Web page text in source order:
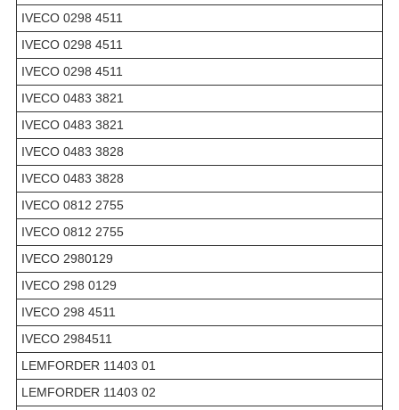
IVECO 0298 4511
IVECO 0298 4511
IVECO 0298 4511
IVECO 0483 3821
IVECO 0483 3821
IVECO 0483 3828
IVECO 0483 3828
IVECO 0812 2755
IVECO 0812 2755
IVECO 2980129
IVECO 298 0129
IVECO 298 4511
IVECO 2984511
LEMFORDER 11403 01
LEMFORDER 11403 02